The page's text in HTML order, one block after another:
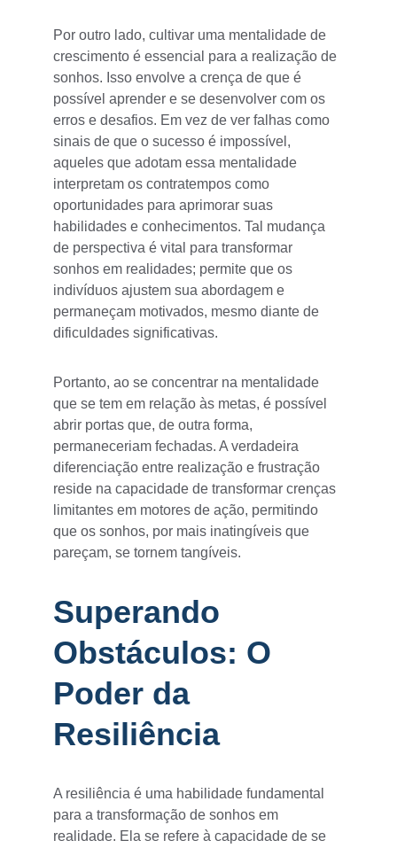
Por outro lado, cultivar uma mentalidade de
crescimento é essencial para a realização de
sonhos. Isso envolve a crença de que é
possível aprender e se desenvolver com os
erros e desafios. Em vez de ver falhas como
sinais de que o sucesso é impossível,
aqueles que adotam essa mentalidade
interpretam os contratempos como
oportunidades para aprimorar suas
habilidades e conhecimentos. Tal mudança
de perspectiva é vital para transformar
sonhos em realidades; permite que os
indivíduos ajustem sua abordagem e
permaneçam motivados, mesmo diante de
dificuldades significativas.
Portanto, ao se concentrar na mentalidade
que se tem em relação às metas, é possível
abrir portas que, de outra forma,
permaneceriam fechadas. A verdadeira
diferenciação entre realização e frustração
reside na capacidade de transformar crenças
limitantes em motores de ação, permitindo
que os sonhos, por mais inatingíveis que
pareçam, se tornem tangíveis.
Superando
Obstáculos: O
Poder da
Resiliência
A resiliência é uma habilidade fundamental
para a transformação de sonhos em
realidade. Ela se refere à capacidade de se